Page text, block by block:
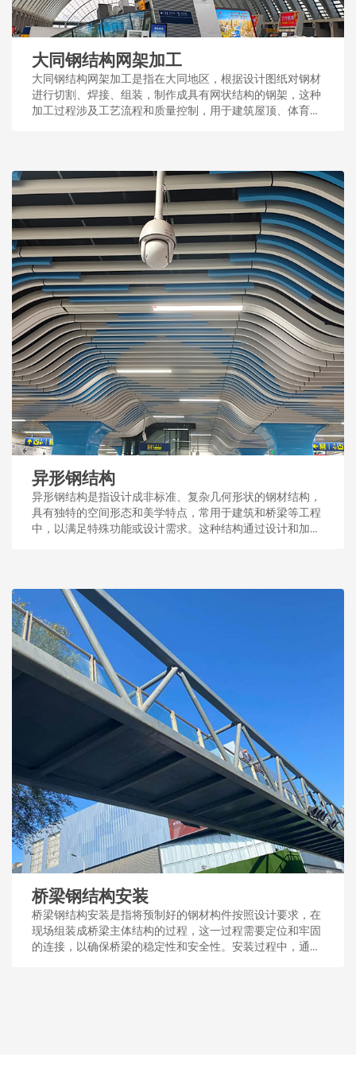
大同钢结构网架加工
大同钢结构网架加工是指在大同地区，根据设计图纸对钢材
进行切割、焊接、组装，制作成具有网状结构的钢架，这种
加工过程涉及工艺流程和质量控制，用于建筑屋顶、体育场
异形钢结构
异形钢结构是指设计成非标准、复杂几何形状的钢材结构，
具有独特的空间形态和美学特点，常用于建筑和桥梁等工程
中，以满足特殊功能或设计需求。这种结构通过设计和加
桥梁钢结构安装
桥梁钢结构安装是指将预制好的钢材构件按照设计要求，在
现场组装成桥梁主体结构的过程，这一过程需要定位和牢固
的连接，以确保桥梁的稳定性和安全性。安装过程中，通常